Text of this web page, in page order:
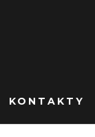
KONTAKTY